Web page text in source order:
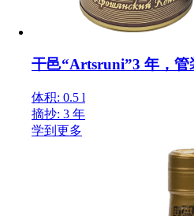
干邑“Artsruni”3 年，管
体积: 0.5 l
摘抄: 3 年
学到更多